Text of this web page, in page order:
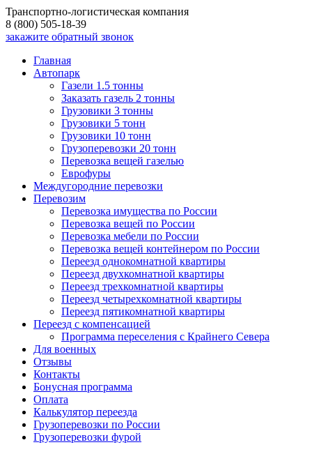
Транспортно-логистическая компания
8 (800) 505-18-39
закажите обратный звонок
Главная
Автопарк
Газели 1.5 тонны
Заказать газель 2 тонны
Грузовики 3 тонны
Грузовики 5 тонн
Грузовики 10 тонн
Грузоперевозки 20 тонн
Перевозка вещей газелью
Еврофуры
Междугородние перевозки
Перевозим
Перевозка имущества по России
Перевозка вещей по России
Перевозка мебели по России
Перевозка вещей контейнером по России
Переезд однокомнатной квартиры
Переезд двухкомнатной квартиры
Переезд трехкомнатной квартиры
Переезд четырехкомнатной квартиры
Переезд пятикомнатной квартиры
Переезд с компенсацией
Программа переселения с Крайнего Севера
Для военных
Отзывы
Контакты
Бонусная программа
Оплата
Калькулятор переезда
Грузоперевозки по России
Грузоперевозки фурой